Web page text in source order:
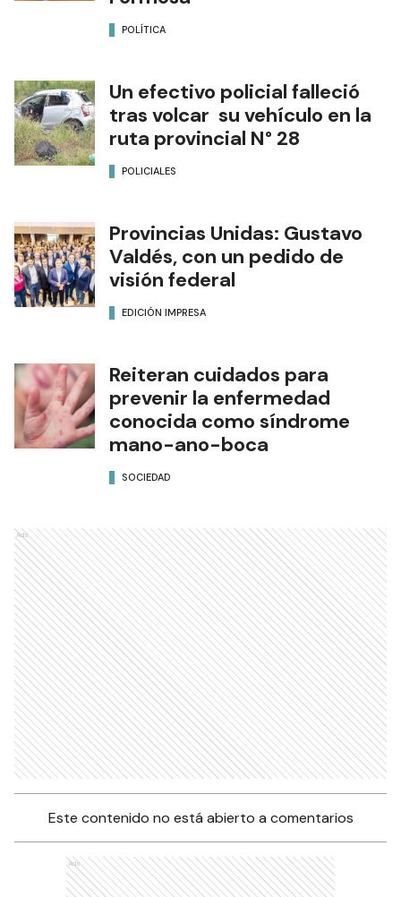
POLÍTICA
Un efectivo policial falleció
tras volcar su vehículo en la
ruta provincial N° 28
POLICIALES
Provincias Unidas: Gustavo
Valdés, con un pedido de
visión federal
EDICIÓN IMPRESA
Reiteran cuidados para
prevenir la enfermedad
conocida como síndrome
mano-ano-boca
SOCIEDAD
Ads
Este contenido no está abierto a comentarios
Ads